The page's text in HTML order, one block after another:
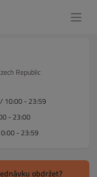
Republic
10:00 - 23:59
- 23:00
- 23:59
obdržet?